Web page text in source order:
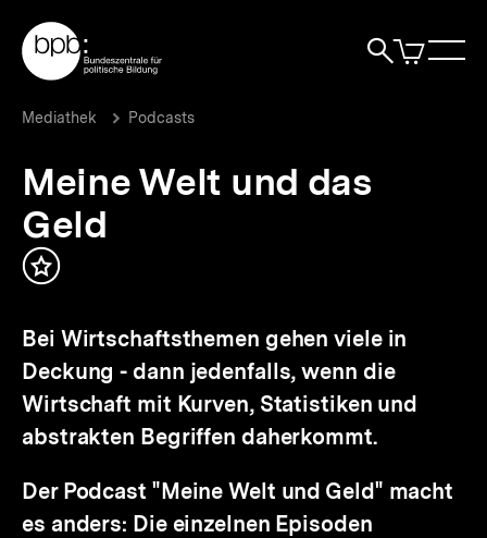
zum
Seiteninhalt
springen
Zur Startseite der bpb
Suche
Artikel
im
Meine
das
Geld
bpb.de
Brotkrümelnavigation
Pfadnavigation
Mediathek Podcasts
Meine Welt und das
Geld
Inhalt
Bei Wirtschaftsthemen gehen viele in
Deckung - dann jedenfalls, wenn die
Wirtschaft mit Kurven, Statistiken und
abstrakten Begriffen daherkommt.
Der Podcast "Meine Welt und Geld" macht
es anders: Die einzelnen Episoden